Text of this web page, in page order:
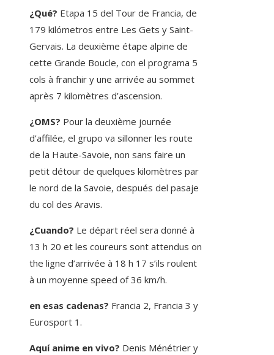
¿Qué? Etapa 15 del Tour de Francia, de
179 kilómetros entre Les Gets y Saint-
Gervais. La deuxième étape alpine de
cette Grande Boucle, con el programa 5
cols à franchir y une arrivée au sommet
après 7 kilomètres d’ascension.
¿OMS? Pour la deuxième journée
d’affilée, el grupo va sillonner les route
de la Haute-Savoie, non sans faire un
petit détour de quelques kilomètres par
le nord de la Savoie, después del pasaje
du col des Aravis.
¿Cuando? Le départ réel sera donné à
13 h 20 et les coureurs sont attendus on
the ligne d’arrivée à 18 h 17 s’ils roulent
à un moyenne speed of 36 km/h.
en esas cadenas? Francia 2, Francia 3 y
Eurosport 1.
Aquí anime en vivo? Denis Ménétrier y